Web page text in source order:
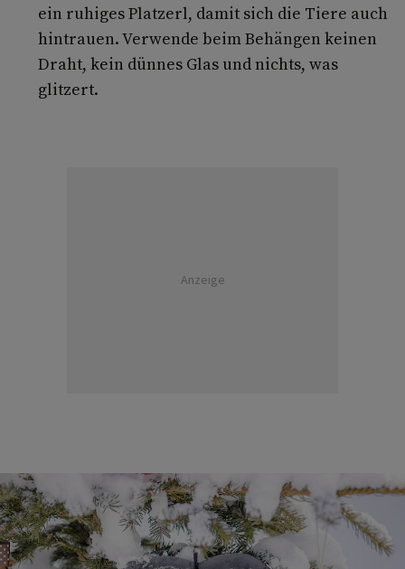
ein ruhiges Platzerl, damit sich die Tiere auch
hintrauen. Verwende beim Behängen keinen
Draht, kein dünnes Glas und nichts, was
glitzert.
Anzeige